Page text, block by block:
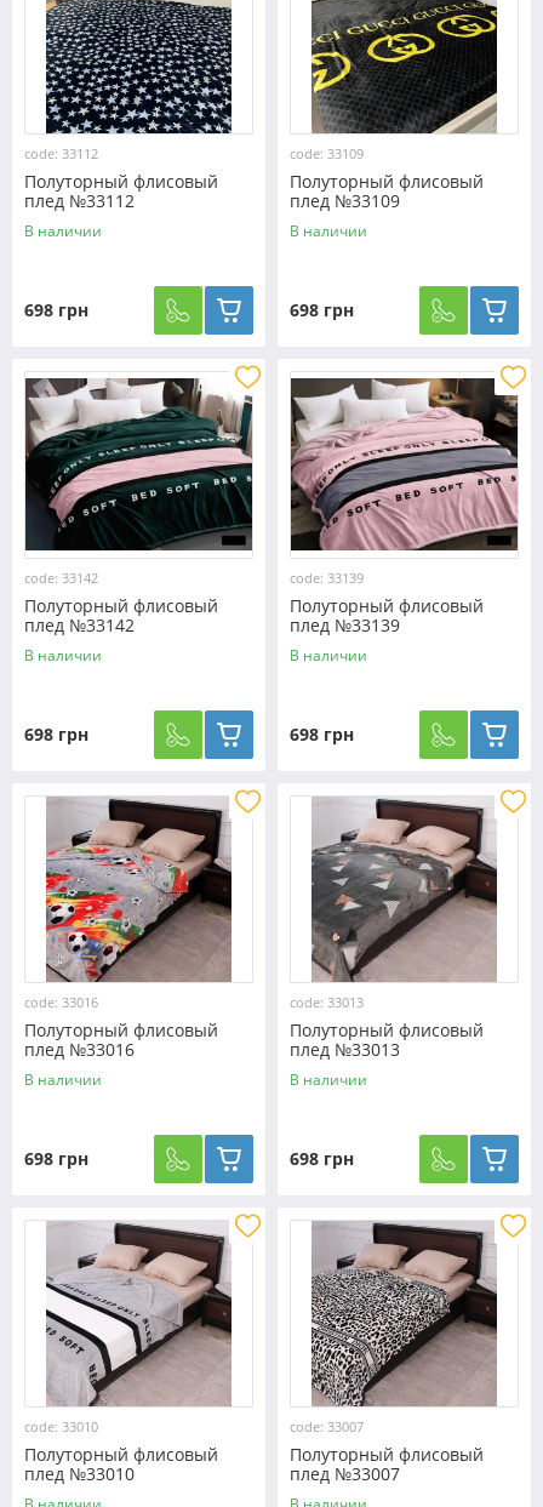
code: 33112
Полуторный флисовый
плед №33112
В наличии
698 грн
code: 33109
Полуторный флисовый
плед №33109
В наличии
698 грн
code: 33142
Полуторный флисовый
плед №33142
В наличии
698 грн
code: 33139
Полуторный флисовый
плед №33139
В наличии
698 грн
code: 33016
Полуторный флисовый
плед №33016
В наличии
698 грн
code: 33013
Полуторный флисовый
плед №33013
В наличии
698 грн
code: 33010
Полуторный флисовый
плед №33010
code: 33007
Полуторный флисовый
плед №33007